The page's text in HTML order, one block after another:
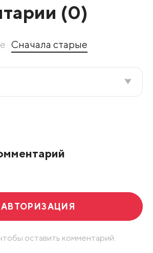
(0)
Сначала старые
АВТОРИЗАЦИЯ
оставить комментарий.